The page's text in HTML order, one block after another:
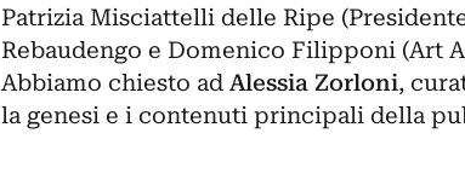
Patrizia Misciattelli delle Ripe
Rebaudengo e Domenico Filipponi (Art
Abbiamo chiesto ad Alessia Zorloni,
la genesi e i contenuti principali della